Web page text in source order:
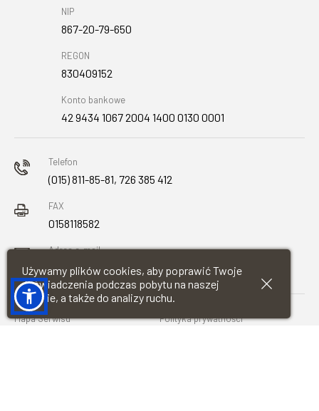
NIP
867-20-79-650
REGON
830409152
Konto bankowe
42 9434 1067 2004 1400 0130 0001
Telefon
(015) 811-85-81, 726 385 412
FAX
0158118582
Adres e-mail
urzad@baranowsandomierski.pl
Mapa Serwisu Polityka prywatności
Używamy plików cookies, aby poprawić Twoje
doświadczenia podczas pobytu na naszej
stronie, a także do analizy ruchu.